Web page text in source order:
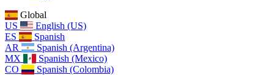
Global
US
English (US)
ES
Spanish
AR
Spanish (Argentina)
MX
Spanish (Mexico)
CO
Spanish (Colombia)